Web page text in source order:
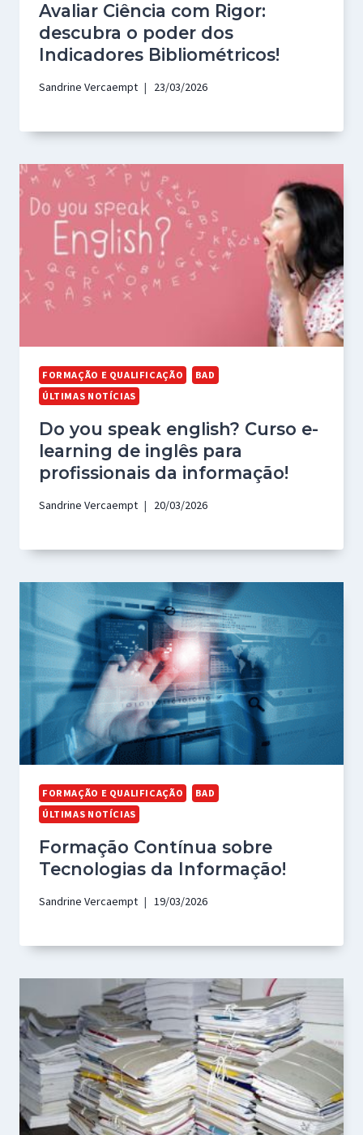
Avaliar Ciência com Rigor:
descubra o poder dos
Indicadores Bibliométricos!
Sandrine Vercaempt 23/03/2026
FORMAÇÃO E QUALIFICAÇÃO
BAD
ÚLTIMAS NOTÍCIAS
Do you speak english? Curso e-
learning de inglês para
profissionais da informação!
Sandrine Vercaempt 20/03/2026
FORMAÇÃO E QUALIFICAÇÃO
BAD
ÚLTIMAS NOTÍCIAS
Formação Contínua sobre
Tecnologias da Informação!
Sandrine Vercaempt 19/03/2026